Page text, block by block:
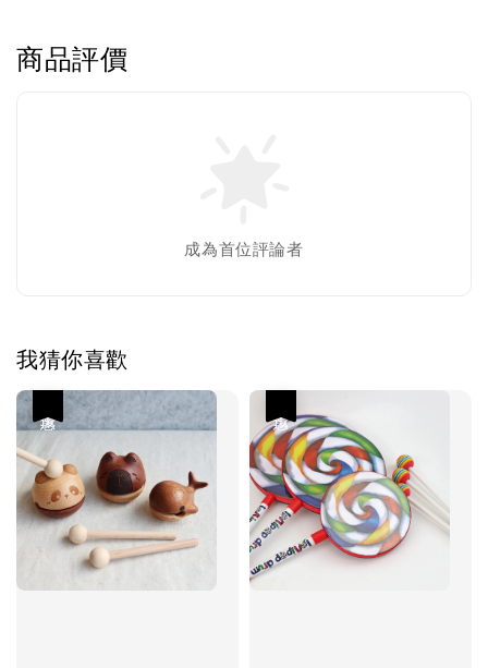
商品評價
成為首位評論者
我猜你喜歡